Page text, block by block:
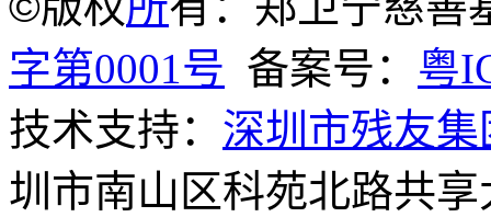
字第0001号 备案号： 粤
技术支持： 深圳市残友
圳市南山区科苑北路共